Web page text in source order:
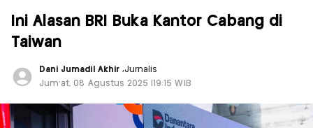
Ini Alasan BRI Buka Kantor Cabang di
Taiwan
Dani Jumadil Akhir ,Jurnalis
Jum'at, 08 Agustus 2025 |19:15 WIB